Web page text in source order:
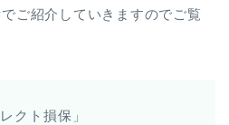
ご紹介していきますのでご覧
クト損保」